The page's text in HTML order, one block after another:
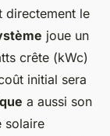
directement le
joue un
crête (kWc)
initial sera
a aussi son
solaire